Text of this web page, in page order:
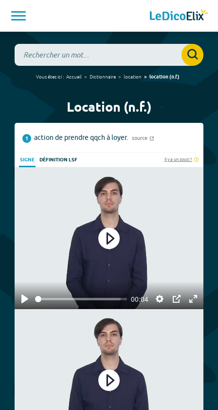
Vous êtes ici : Accueil Dictionnaire location location(n.f.)
Location (n.f.)
1 action de prendre qqch à loyer. source
SIGNE DÉFINITION LSF Il y a un souci ?
Play
00:04
Settings
PIP
Enter
Play
Play